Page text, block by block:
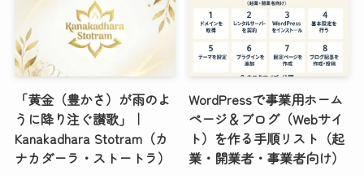
「黄金（豊かさ）が雨のよ
うに降り注ぐ讃歌」｜
Kanakadhara Stotram（カ
ナカダーラ・ストートラ）
WordPressで事業用ホーム
ページ＆ブログ（Webサイ
ト）を作る手順リスト（起
業・開業者・事業者向け）